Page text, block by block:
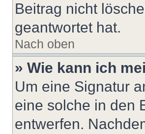
Beitrag nicht
geantwortet hat.
Nach oben
» Wie kann ich
Um eine Signatur
eine solche in den
entwerfen.